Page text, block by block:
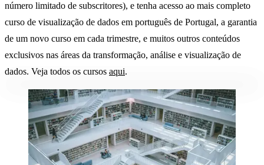
número limitado de subscritores), e tenha acesso ao mais completo
curso de visualização de dados em português de Portugal, a garantia
de um novo curso em cada trimestre, e muitos outros conteúdos
exclusivos nas áreas da transformação, análise e visualização de
dados. Veja todos os cursos aqui.